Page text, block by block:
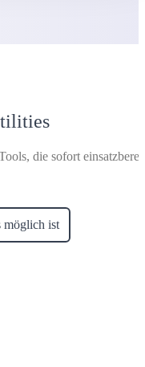
die sofort einsatzbereit
möglich ist